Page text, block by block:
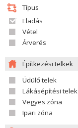
Típus
Eladás
Vétel
Árverés
Építkezési telkek
Üdülő telek
Lákásépítési telek
Vegyes zóna
Ipari zóna